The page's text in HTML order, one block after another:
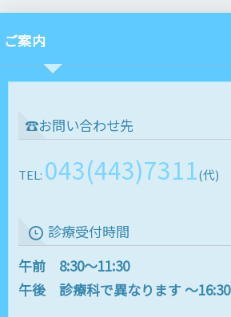
ご案内
☎お問い合わせ先
TEL: 043(443)7311(代)
診療受付時間
午前 8:30～11:30
午後 診療科で異なります ～16:30